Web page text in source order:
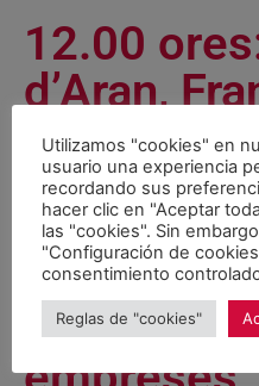
12.00
d’Aran,
assistís
Jornada
foment
dera
Utilizamos "cookies" en
usuario una experiencia
recordando sus
hacer clic en "Aceptar
las "cookies". Sin
"Configuración de
consentimiento
Reglas de "cookies"